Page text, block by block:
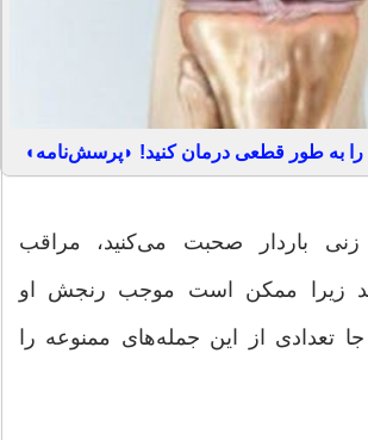
را به طور قطعی درمان کنید! ◗پرسش‌نامه◖
باردار صحبت می‌کنید، مراقب
زیرا ممکن است موجب رنجش او
تعدادی از این جمله‌های ممنوعه را